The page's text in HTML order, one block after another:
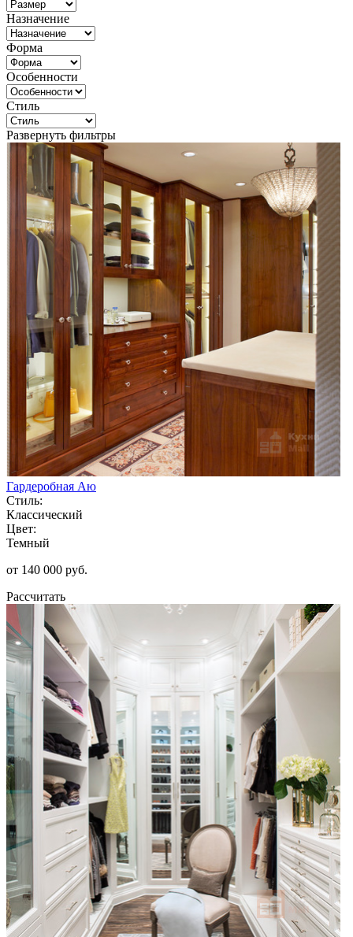
Назначение
Форма
Особенности
Стиль
Развернуть фильтры
Гардеробная Аю
Стиль:
Классический
Цвет:
Темный
от 140 000 руб.
Рассчитать